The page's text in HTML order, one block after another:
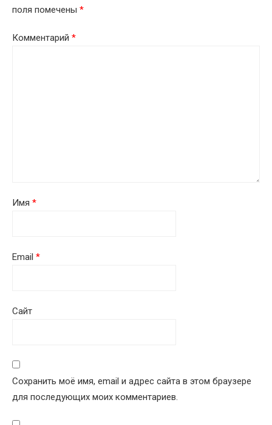
поля помечены *
Комментарий *
Имя *
Email *
Сайт
Сохранить моё имя, email и адрес сайта в этом браузере
для последующих моих комментариев.